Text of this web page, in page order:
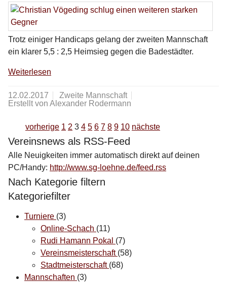
Trotz einiger Handicaps gelang der zweiten Mannschaft
ein klarer 5,5 : 2,5 Heimsieg gegen die Badestädter.
Weiterlesen
12.02.2017
Zweite Mannschaft
Erstellt von Alexander Rodermann
vorherige 1 2 3 4 5 6 7 8 9 10 nächste
Vereinsnews als RSS-Feed
Alle Neuigkeiten immer automatisch direkt auf deinen
PC/Handy: http://www.sg-loehne.de/feed.rss
Nach Kategorie filtern
Kategoriefilter
Turniere (3)
Online-Schach (11)
Rudi Hamann Pokal (7)
Vereinsmeisterschaft (58)
Stadtmeisterschaft (68)
Mannschaften (3)